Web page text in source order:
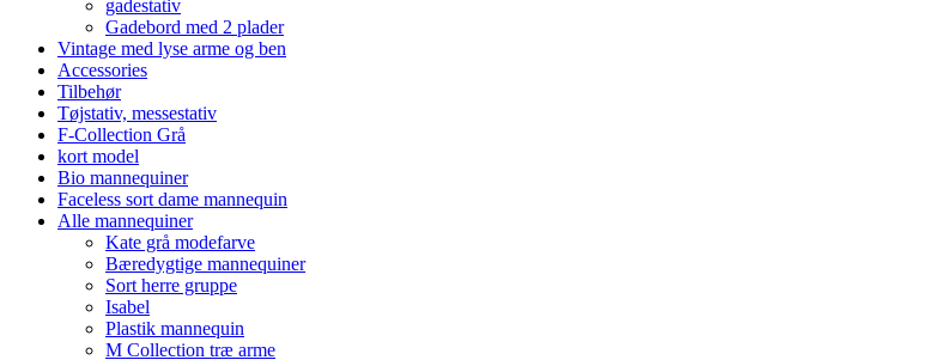
gadestativ
Gadebord med 2 plader
Vintage med lyse arme og ben
Accessories
Tilbehør
Tøjstativ, messestativ
F-Collection Grå
kort model
Bio mannequiner
Faceless sort dame mannequin
Alle mannequiner
Kate grå modefarve
Bæredygtige mannequiner
Sort herre gruppe
Isabel
Plastik mannequin
M Collection træ arme